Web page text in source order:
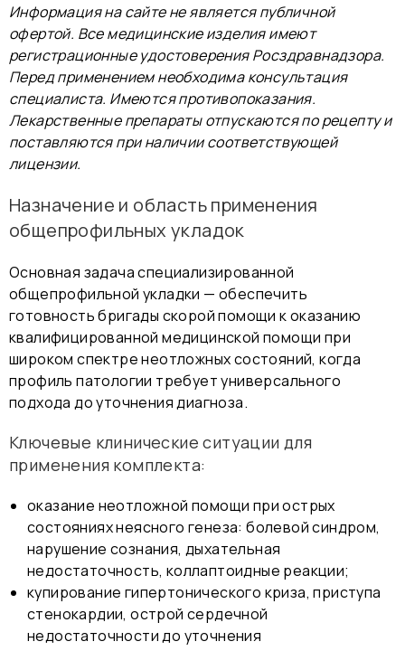
Информация на сайте не является публичной
офертой. Все медицинские изделия имеют
регистрационные удостоверения Росздравнадзора.
Перед применением необходима консультация
специалиста. Имеются противопоказания.
Лекарственные препараты отпускаются по рецепту и
поставляются при наличии соответствующей
лицензии.
Назначение и область применения
общепрофильных укладок
Основная задача специализированной
общепрофильной укладки — обеспечить
готовность бригады скорой помощи к оказанию
квалифицированной медицинской помощи при
широком спектре неотложных состояний, когда
профиль патологии требует универсального
подхода до уточнения диагноза.
Ключевые клинические ситуации для
применения комплекта:
оказание неотложной помощи при острых
состояниях неясного генеза: болевой синдром,
нарушение сознания, дыхательная
недостаточность, коллаптоидные реакции;
купирование гипертонического криза, приступа
стенокардии, острой сердечной
недостаточности до уточнения